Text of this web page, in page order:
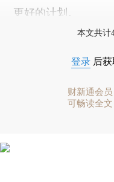
更好的计划。
本文共计
登录 后
财新通会员
可畅读全文